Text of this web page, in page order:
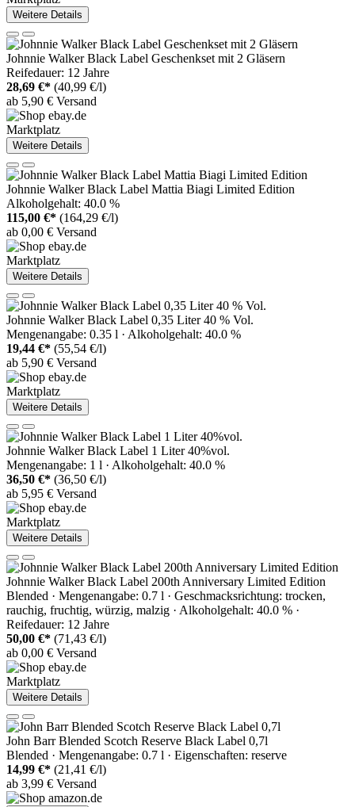
Weitere Details
Johnnie Walker Black Label Geschenkset mit 2 Gläsern
Reifedauer: 12 Jahre
28,69 €* (40,99 €/l)
ab 5,90 € Versand
Marktplatz
Weitere Details
Johnnie Walker Black Label Mattia Biagi Limited Edition
Alkoholgehalt: 40.0 %
115,00 €* (164,29 €/l)
ab 0,00 € Versand
Marktplatz
Weitere Details
Johnnie Walker Black Label 0,35 Liter 40 % Vol.
Mengenangabe: 0.35 l · Alkoholgehalt: 40.0 %
19,44 €* (55,54 €/l)
ab 5,90 € Versand
Marktplatz
Weitere Details
Johnnie Walker Black Label 1 Liter 40%vol.
Mengenangabe: 1 l · Alkoholgehalt: 40.0 %
36,50 €* (36,50 €/l)
ab 5,95 € Versand
Marktplatz
Weitere Details
Johnnie Walker Black Label 200th Anniversary Limited Edition
Blended · Mengenangabe: 0.7 l · Geschmacksrichtung: trocken,
rauchig, fruchtig, würzig, malzig · Alkoholgehalt: 40.0 % ·
Reifedauer: 12 Jahre
50,00 €* (71,43 €/l)
ab 0,00 € Versand
Marktplatz
Weitere Details
John Barr Blended Scotch Reserve Black Label 0,7l
Blended · Mengenangabe: 0.7 l · Eigenschaften: reserve
14,99 €* (21,41 €/l)
ab 3,99 € Versand